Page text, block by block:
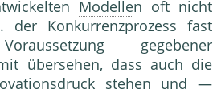
Modellen oft nicht
Konkurrenzprozess fast
gegebener
übersehen, dass auch die
stehen und —